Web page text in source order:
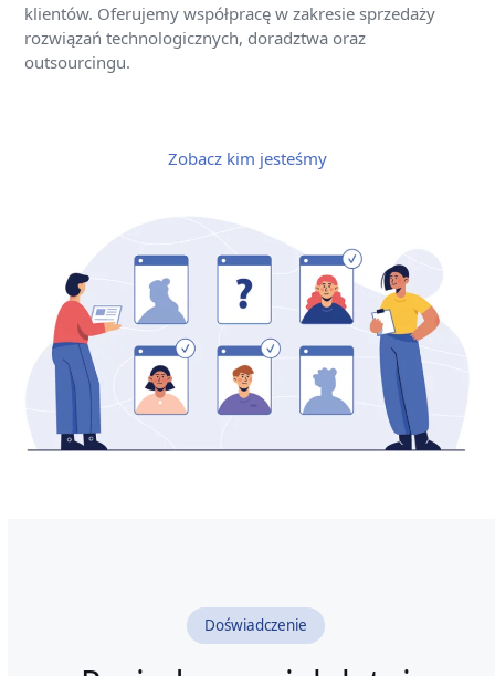
klientów. Oferujemy współpracę w zakresie sprzedaży
rozwiązań technologicznych, doradztwa oraz
outsourcingu.
Zobacz kim jesteśmy
Doświadczenie